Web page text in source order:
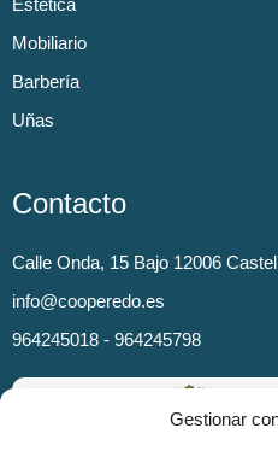
Gestionar
Estética
Mobiliario
Barbería
Uñas
Contacto
Calle Onda, 15 Bajo 12006
info@cooperedo.es
964245018 - 964245798